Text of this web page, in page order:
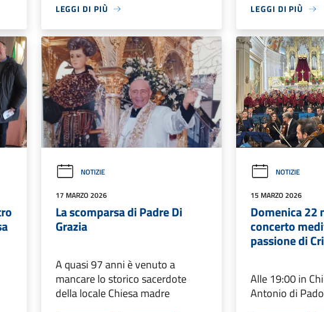
LEGGI DI PIÙ LEGGI DI PIÙ
NOTIZIE
17 MARZO 2026
La scomparsa di Padre Di
Grazia
A quasi 97 anni è venuto a
mancare lo storico sacerdote
della locale Chiesa madre
NOTIZIE
15 MARZO 2026
Domenica 22
concerto
passione di
Alle 19:00 in
Antonio di